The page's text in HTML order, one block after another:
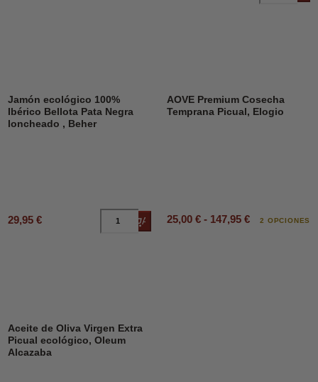
Jamón ecológico 100%
Ibérico Bellota Pata Negra
loncheado , Beher
29,95 € Añadir al carrito
AOVE Premium Cosecha
Temprana Picual, Elogio
25,00 € - 147,95 € 2 OPCIONES
Aceite de Oliva Virgen Extra
Picual ecológico, Oleum
Alcazaba